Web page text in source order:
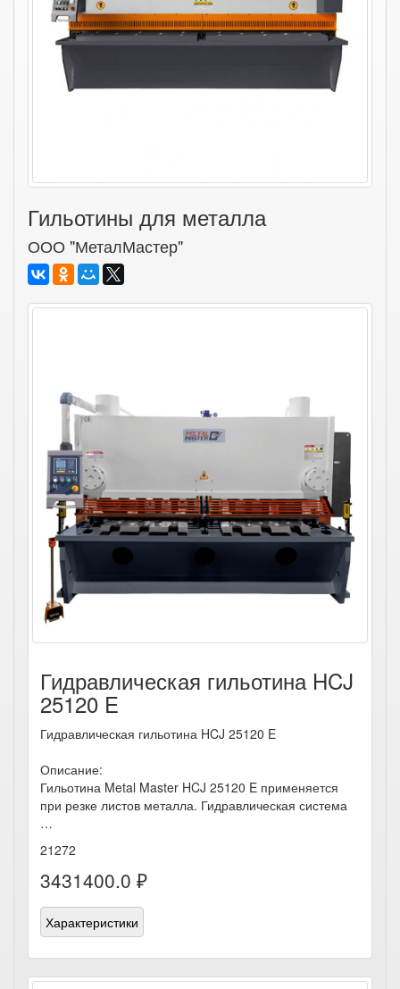
Гильотины для металла
ООО "МеталМастер"
Гидравлическая гильотина HCJ
25120 E
Гидравлическая гильотина HCJ 25120 E
Описание:
Гильотина Metal Master HCJ 25120 E применяется
при резке листов металла. Гидравлическая система
…
21272
3431400.0 ₽
Характеристики